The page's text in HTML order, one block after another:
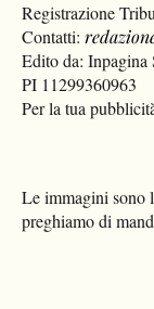
Registrazione
Contatti:
Edito da:
PI 11299360963
Per la tua
Le immagini sono
preghiamo di